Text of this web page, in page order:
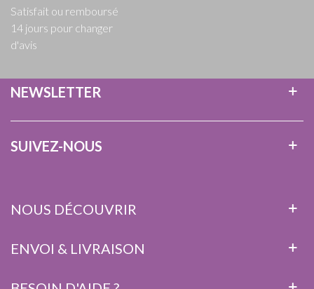
Satisfait ou remboursé
14 jours pour changer
d'avis
NEWSLETTER
SUIVEZ-NOUS
NOUS DÉCOUVRIR
ENVOI & LIVRAISON